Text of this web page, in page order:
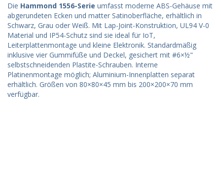
Die Hammond 1556-Serie umfasst moderne ABS-Gehäuse mit
abgerundeten Ecken und matter Satinoberfläche, erhältlich in
Schwarz, Grau oder Weiß. Mit Lap-Joint-Konstruktion, UL94 V-0
Material und IP54-Schutz sind sie ideal für IoT,
Leiterplattenmontage und kleine Elektronik. Standardmäßig
inklusive vier Gummifüße und Deckel, gesichert mit #6×½"
selbstschneidenden Plastite-Schrauben. Interne
Platinenmontage möglich; Aluminium-Innenplatten separat
erhältlich. Größen von 80×80×45 mm bis 200×200×70 mm
verfügbar.